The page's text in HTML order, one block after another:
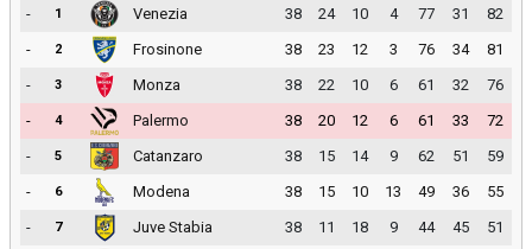
-
1 Venezia 38 24 10 4 77 31
82
-
2 Frosinone 38 23 12 3 76 34
81
-
3 Monza 38 22 10 6 61 32
76
-
4 Palermo 38 20 12 6 61 33
72
-
5 Catanzaro 38 15 14 9 62 51
59
-
6 Modena 38 15 10 13 49 36
55
-
7 Juve Stabia 38 11 18 9 44 45
51